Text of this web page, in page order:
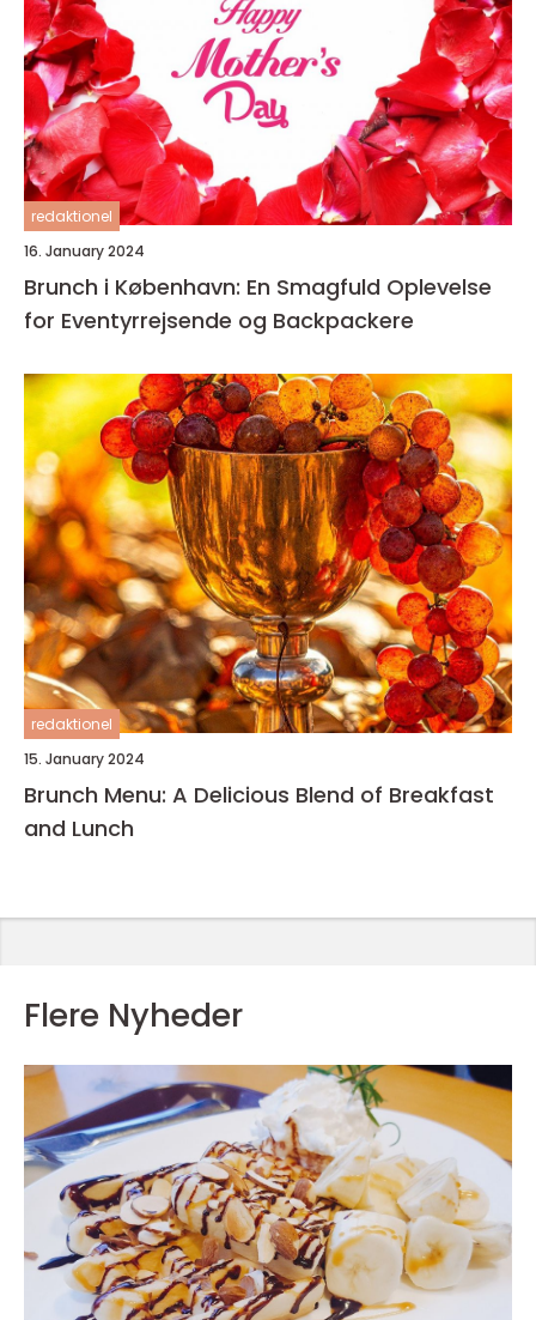
redaktionel
16. January 2024
Brunch i København: En Smagfuld Oplevelse
for Eventyrrejsende og Backpackere
redaktionel
15. January 2024
Brunch Menu: A Delicious Blend of Breakfast
and Lunch
Flere Nyheder